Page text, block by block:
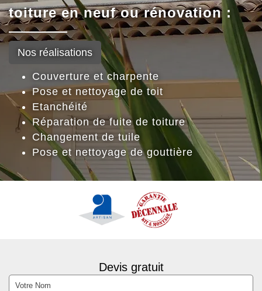
toiture en neuf ou rénovation :
Nos réalisations
Couverture et charpente
Pose et nettoyage de toit
Etanchéité
Réparation de fuite de toiture
Changement de tuile
Pose et nettoyage de gouttière
Devis gratuit